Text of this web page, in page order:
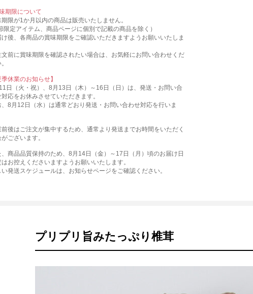
期限について
期限が1か月以内の商品は販売いたしません。
限定アイテム、商品ページに個別で記載の商品を除く）
け後、各商品の賞味期限をご確認いただきますようお願いいたしま
文前に賞味期限を確認されたい場合は、お気軽にお問い合わせくだ
季休業のお知らせ】
日（火・祝）、8月13日（木）～16日（日）は、発送・お問い合
応をお休みさせていただきます。
、8月12日（水）は通常どおり発送・お問い合わせ対応を行いま
前後はご注文が集中するため、通常より発送までお時間をいただく
ございます。
、商品品質保持のため、8月14日（金）～17日（月）頃のお届け日
はお控えくださいますようお願いいたします。
い発送スケジュールは、お知らせページをご確認ください。
プリプリ旨みたっぷり椎茸